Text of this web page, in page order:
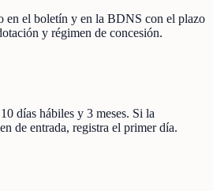
en el boletín y en la BDNS con el plazo
y régimen de concesión.
días hábiles y 3 meses. Si la
de entrada, registra el primer día.